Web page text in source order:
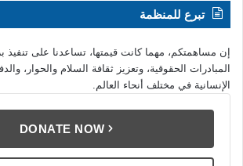
تبرع للمنظمة
إن مساهمتكم، مهما كانت قيمتها، تساعدنا على تنفيذ
المبادرات الحقوقية، وتعزيز ثقافة السلام والحوار،
الإنسانية في مختلف أنحاء العالم.
DONATE NOW